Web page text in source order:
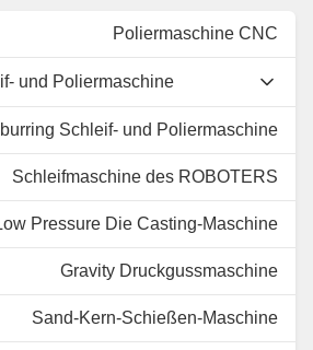
Poliermaschine CNC
und Poliermaschine
Schleif- und Poliermaschine
Schleifmaschine des ROBOTERS
Pressure Die Casting-Maschine
Gravity Druckgussmaschine
Sand-Kern-Schießen-Maschine